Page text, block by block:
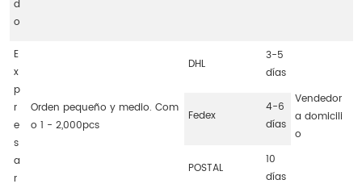
d
o
E
x
p
r
e
s
a
r
Orden pequeño y medio. Com
o 1 - 2,000pcs
DHL
3-5
días
Vendedor
a domicili
o
Fedex
4-6
días
POSTAL
10
días